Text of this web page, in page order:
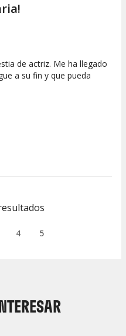
10
de actriz. Me ha llegado
a su fin y que pueda
4 5